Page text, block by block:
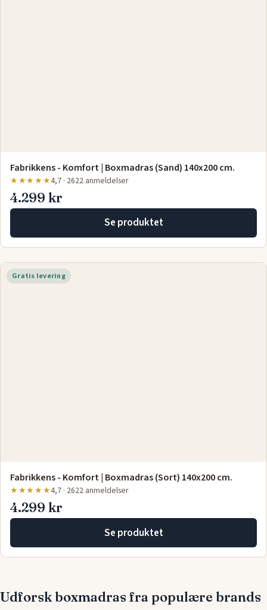
Fabrikkens - Komfort | Boxmadras (Sand) 140x200 cm.
★★★★★4,7 · 2622 anmeldelser
4.299 kr
Se produktet
Gratis levering
Fabrikkens - Komfort | Boxmadras (Sort) 140x200 cm.
★★★★★4,7 · 2622 anmeldelser
4.299 kr
Se produktet
Udforsk boxmadras fra populære brands